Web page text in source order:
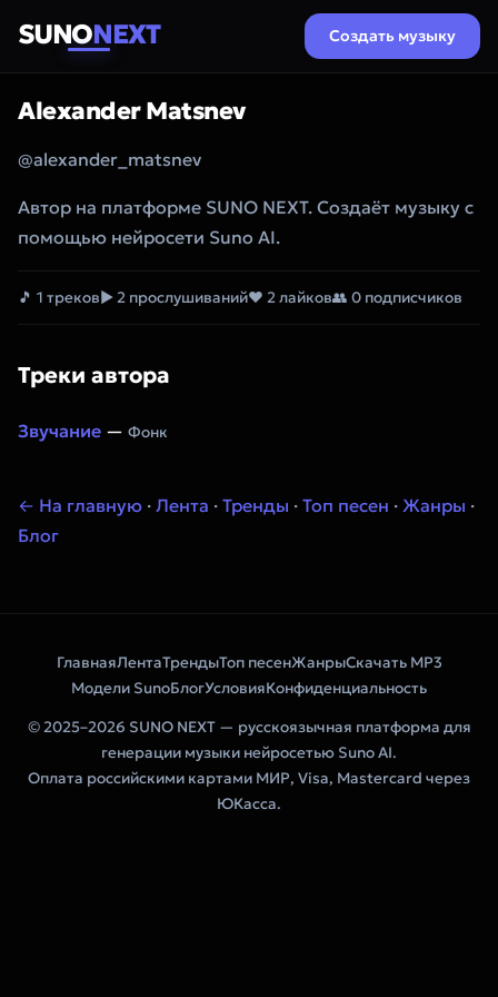
SUNONEXT Создать музыку
Alexander Matsnev
@alexander_matsnev
Автор на платформе SUNO NEXT. Создаёт музыку с
помощью нейросети Suno AI.
🎵 1 треков▶ 2 прослушиваний❤ 2 лайков👥 0 подписчиков
Треки автора
Звучание — Фонк
← На главную · Лента · Тренды · Топ песен · Жанры ·
Блог
ГлавнаяЛентаТрендыТоп песенЖанрыСкачать MP3
Модели SunoБлогУсловияКонфиденциальность
© 2025–2026 SUNO NEXT — русскоязычная платформа для
генерации музыки нейросетью Suno AI.
Оплата российскими картами МИР, Visa, Mastercard через
ЮКасса.